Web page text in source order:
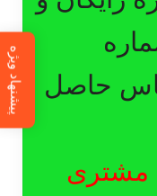
حاصل
مشتری
پیشنهاد ویژه